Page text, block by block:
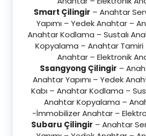
Smart Çilingir – Anahtar
Yapımı – Yedek Anahtar –
Anahtar Kodlama – Sustalı
Kopyalama – Anahtar
Anahtar – Elektronik
Ssangyong Çilingir –
Anahtar Yapımı – Yedek
Kabı – Anahtar Kodlama –
Anahtar Kopyalama –
-İmmobilizer Anahtar –
Subaru Çilingir – Anahtar